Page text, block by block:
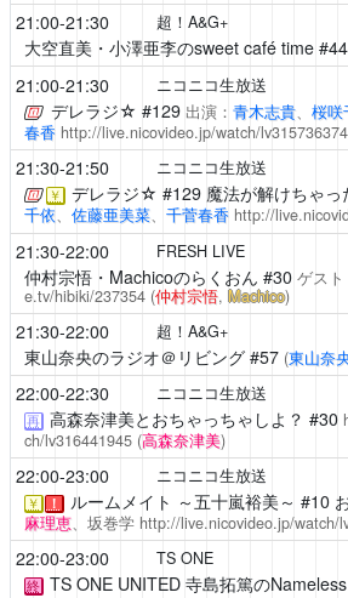
21:00-21:30 超！A&G+
大空直美・小澤亜李のsweet café time#44
21:00-21:30 ニコニコ生放送
デレラジ☆ #129 出演： 青木志貴、 桜咲
春香 http://live.nicovideo.jp/watch/lv315736374
21:30-21:50 ニコニコ生放送
￥ デレラジ☆ #129 魔法が解けちゃっ
千依、 佐藤亜美菜、 千菅春香 http://
21:30-22:00 FRESH LIVE
仲村宗悟・Machicoのらくおん #30 ゲスト
e.tv/hibiki/237354 (仲村宗悟, Machico)
21:30-22:00 超！A&G+
東山奈央のラジオ＠リビング#57 (東山奈
22:00-22:30 ニコニコ生放送
再 高森奈津美とおちゃっちゃしよ？ #30
ch/lv316441945 (高森奈津美)
22:00-23:00 ニコニコ生放送
￥ ！ ルームメイト ～五十嵐裕美～ #10
麻理恵、坂巻学 http://live.nicovideo.jp/watch/
22:00-23:00 TS ONE
終 TS ONE UNITED 寺島拓篤の